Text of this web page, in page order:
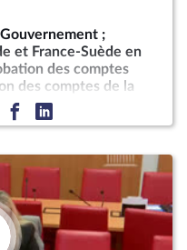
;
et France-Suède en
des comptes
des comptes de la